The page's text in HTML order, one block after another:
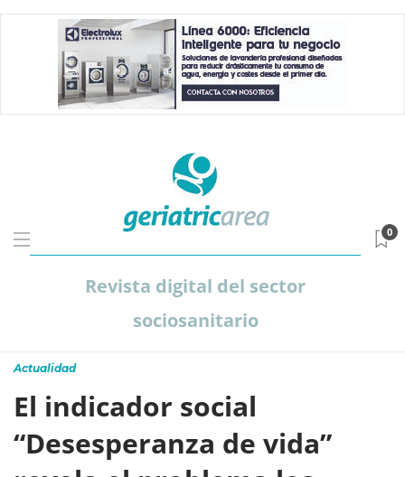
Revista digital del sector
sociosanitario
0
Actualidad
El indicador social
“Desesperanza de vida”